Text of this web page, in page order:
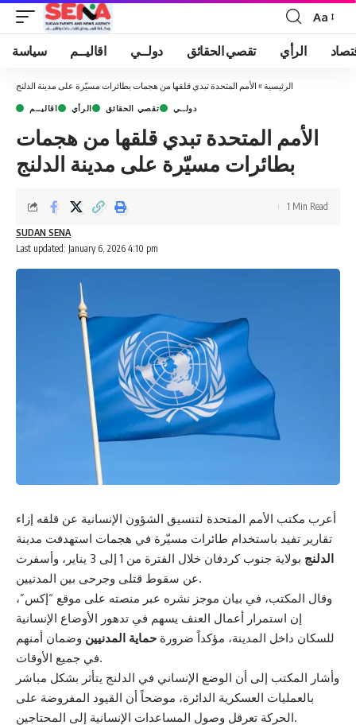
Font
Resizer
Aa
سياسة اقاليــم دولــي تقصي الحقائق الرأي
الرئيسية » الأمم المتحدة تبدي قلقها من هجمات بطائرات مسيّرة على مدينة الدلنج
اقاليــم الرأي تقصي الحقائق دولــي
الأمم المتحدة تبدي قلقها من هجمات
بطائرات مسيّرة على مدينة الدلنج
Last updated: January 6, 2026 4:10 pm
SUDAN SENA
1 Min Read
أعرب مكتب الأمم المتحدة لتنسيق الشؤون الإنسانية عن قلقه إزاء
تقارير تفيد باستخدام طائرات مسيّرة في هجمات استهدفت مدينة
الدلنج
بولاية جنوب كردفان خلال الفترة من 1 إلى 3 يناير، وأسفرت
عن سقوط قتلى وجرحى بين المدنيين.
وقال المكتب، في بيان موجز نشره عبر منصته على موقع “إكس”،
إن استمرار أعمال العنف يسهم في تدهور الأوضاع الإنسانية
للسكان داخل المدينة، مؤكداً ضرورة حماية المدنيين وضمان أمنهم
في جميع الأوقات.
وأشار المكتب إلى أن الوضع الإنساني في الدلنج يتأثر بشكل مباشر
بالعمليات العسكرية الدائرة، موضحاً أن القيود المفروضة على
الحركة تعرقل وصول المساعدات الإنسانية إلى المحتاجين.